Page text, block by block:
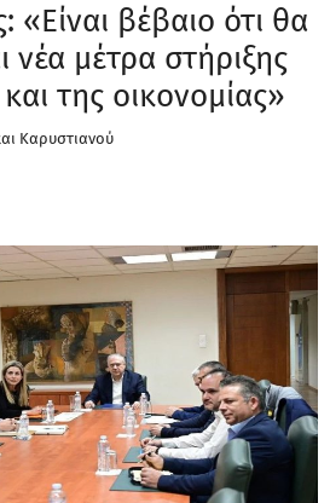
βέβαιο ότι θα
νέα μέτρα στήριξης
της οικονομίας»
Καρυστιανού